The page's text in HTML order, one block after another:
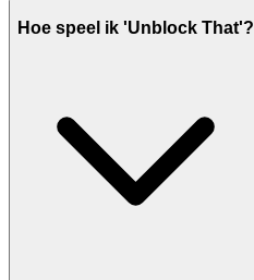
Hoe speel ik 'Unblock That'?